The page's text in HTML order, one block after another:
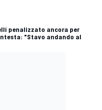
penalizzato ancora per
"Stavo andando al